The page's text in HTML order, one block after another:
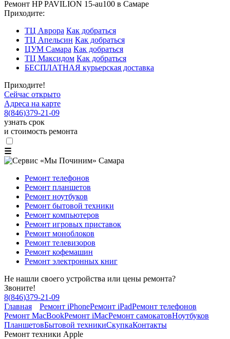
Ремонт HP PAVILION 15-au100 в Самаре
Приходите:
ТЦ Аврора Как добраться
ТЦ Апельсин Как добраться
ЦУМ Самара Как добраться
ТЦ Максидом Как добраться
БЕСПЛАТНАЯ курьерская доставка
Приходите!
Сейчас открыто
Адреса на карте
8(846)379-21-09
узнать срок
и стоимость ремонта
☰
Ремонт телефонов
Ремонт планшетов
Ремонт ноутбуков
Ремонт бытовой техники
Ремонт компьютеров
Ремонт игровых приставок
Ремонт моноблоков
Ремонт телевизоров
Ремонт кофемашин
Ремонт электронных книг
Не нашли своего устройства или цены ремонта?
Звоните!
8(846)379-21-09
Главная
Ремонт iPhoneРемонт iPadРемонт телефонов
Ремонт MacBookРемонт iMacРемонт самокатовНоутбуков
ПланшетовБытовой техникиСкупкаКонтакты
Ремонт техники Apple